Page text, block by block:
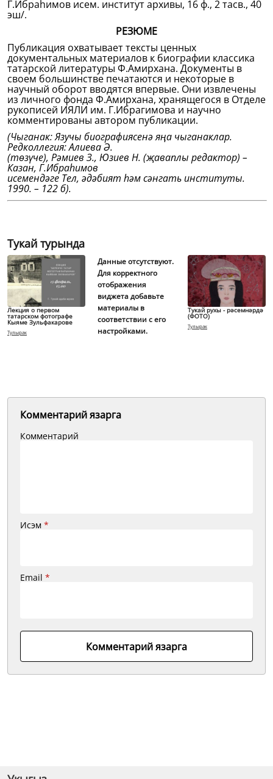
Г.Ибраһимов исем. институт архивы, 16 ф., 2 тасв., 40
эш/.
РЕЗЮМЕ
Публикация охватывает тексты ценных
документальных материалов к биографии классика
татарской литературы Ф.Амирхана. Документы в
своем большинстве печатаются и некоторые в
научный оборот вводятся впервые. Они извлечены
из личного фонда Ф.Амирхана, хранящегося в Отделе
рукописей ИЯЛИ им. Г.Ибрагимова и научно
комментированы автором публикации.
(Чыганак: Язучы биографиясенә яңа чыганаклар.
Редколлегия: Алиева Ә.
(төзүче), Рәмиев З., Юзиев Н. (җаваплы редактор) –
Казан, Г.Ибраһимов
исемендәге Тел, әдәбият һәм сәнгать институты.
1990. – 122 б).
Тукай турында
Лекция о первом
татарском фотографе
Кыяме Зульфакарове
Тулырак
Данные отсутствуют.
Для корректного
отображения
виджета добавьте
материалы в
соответствии с его
настройками.
Тукай рухы - рәсемнәрдә
(ФОТО)
Тулырак
Комментарий язарга
Комментарий
Исэм *
Email *
Комментарий язарга